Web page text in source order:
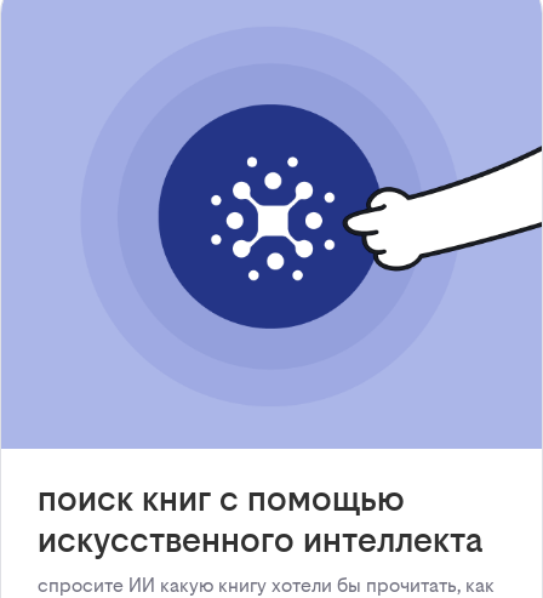
поиск книг с помощью
искусственного интеллекта
спросите ИИ какую книгу хотели бы прочитать, как